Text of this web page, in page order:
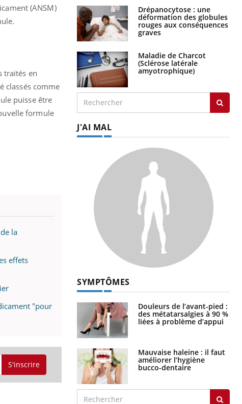
(ANSM)
traités en
classés comme
puisse être
formule
la
effets
"pour
S'inscrire
Drépanocytose : une
déformation des globules
rouges aux conséquences
graves
Maladie de Charcot
(Sclérose latérale
amyotrophique)
J'AI MAL
SYMPTÔMES
Douleurs de l’avant-pied :
des métatarsalgies à 90 %
liées à problème d’appui
Mauvaise haleine : il faut
améliorer l’hygiène
bucco-dentaire